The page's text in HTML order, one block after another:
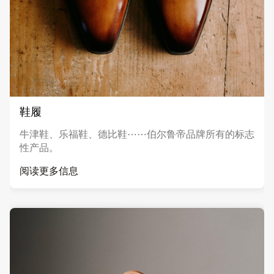
鞋履
牛津鞋、乐福鞋、德比鞋⋯⋯伯尔鲁帝品牌所有的标志
性产品。
阅读更多信息